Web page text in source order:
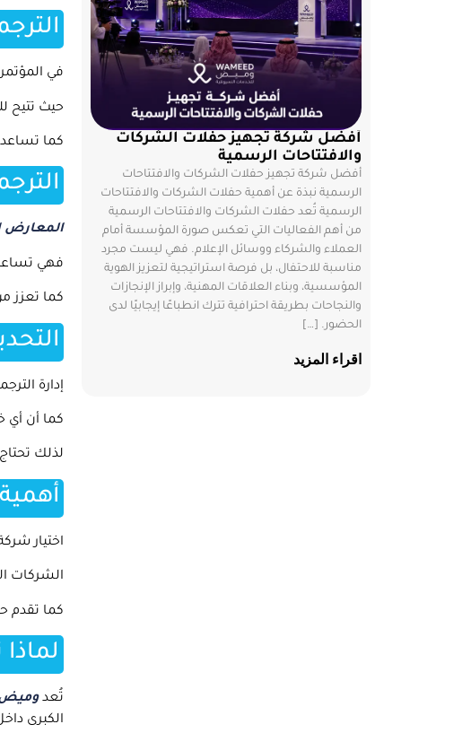
أفضل شركة تجهيز حفلات الشركات
والافتتاحات الرسمية
أفضل شركة تجهيز حفلات الشركات والافتتاحات
الرسمية نبذة عن أهمية حفلات الشركات والافتتاحات
الرسمية تُعد حفلات الشركات والافتتاحات الرسمية
من أهم الفعاليات التي تعكس صورة المؤسسة أمام
العملاء والشركاء ووسائل الإعلام. فهي ليست مجرد
مناسبة للاحتفال، بل فرصة استراتيجية لتعزيز الهوية
المؤسسية، وبناء العلاقات المهنية، وإبراز الإنجازات
والنجاحات بطريقة احترافية تترك انطباعًا إيجابيًا لدى
الحضور. […]
اقراء المزيد
في
حيث تتيح
كما
المعارض
فهي
كما تعزز
إدارة
كما أن أي
لذلك
اختيار
الشركات
كما تقدم
تُعدوميض
الكبرى